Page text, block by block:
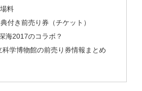
料
付き前売り券（チケット）
海2017のコラボ？
学博物館の前売り券情報まとめ